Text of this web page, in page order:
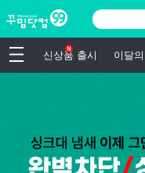
신상품 출시 이달